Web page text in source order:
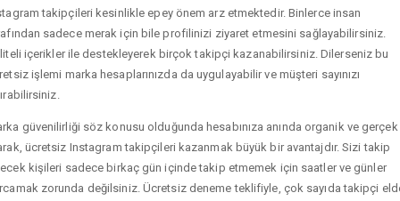
takipçileri kesinlikle epey önem arz etmektedir. Binlerce insan
sadece merak için bile profilinizi ziyaret etmesini sağlayabilirsiniz.
içerikler ile destekleyerek birçok takipçi kazanabilirsiniz. Dilerseniz bu
işlemi marka hesaplarınızda da uygulayabilir ve müşteri sayınızı
güvenilirliği söz konusu olduğunda hesabınıza anında organik ve gerçek
ücretsiz Instagram takipçileri kazanmak büyük bir avantajdır. Sizi takip
kişileri sadece birkaç gün içinde takip etmemek için saatler ve günler
zorunda değilsiniz. Ücretsiz deneme teklifiyle, çok sayıda takipçi